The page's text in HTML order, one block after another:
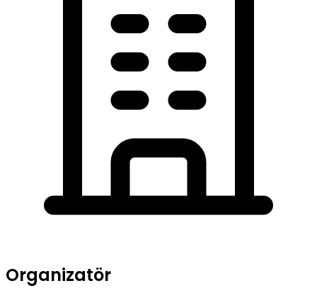
Organizatör